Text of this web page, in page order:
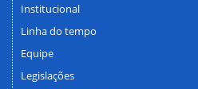
Institucional
Linha do tempo
Equipe
Legislações